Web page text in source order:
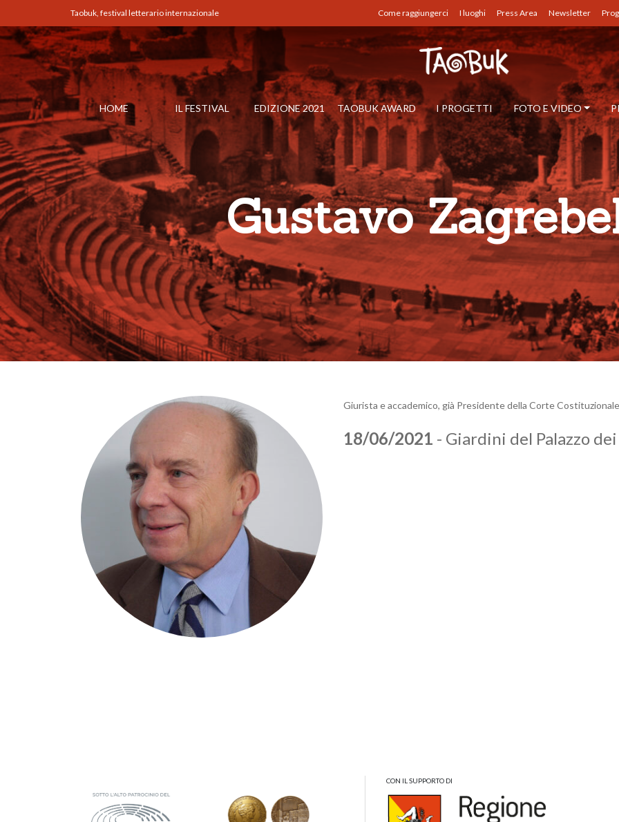
Taobuk, festival letterario internazionale Come raggiungerci I luoghi Press Area Newsletter
HOME IL FESTIVAL EDIZIONE 2021 TAOBUK AWARD I PROGETTI FOTO E VIDEO
Gustavo
Giurista e accademico, già Presidente della Corte
18/06/2021 - Giardini del Palazzo
CON IL SUPPORTO DI